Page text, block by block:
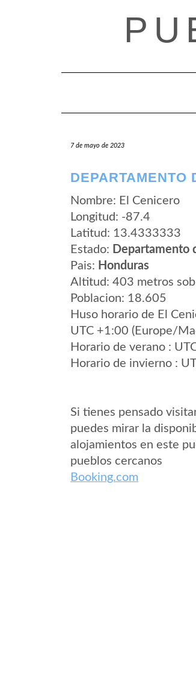
7 de mayo de 2023
DEPARTAMENTO
Nombre: El Cenicero
Longitud: -87.4
Latitud: 13.4333333
Estado: Departamento
Pais: Honduras
Altitud: 403 metros
Poblacion: 18.605
Huso horario de El
UTC +1:00 (Europe/
Horario de verano :
Horario de invierno :
Si tienes pensado
puedes mirar la
alojamientos en este
pueblos cercanos
Booking.com